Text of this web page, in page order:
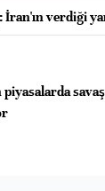
verdiği
piyasalarda